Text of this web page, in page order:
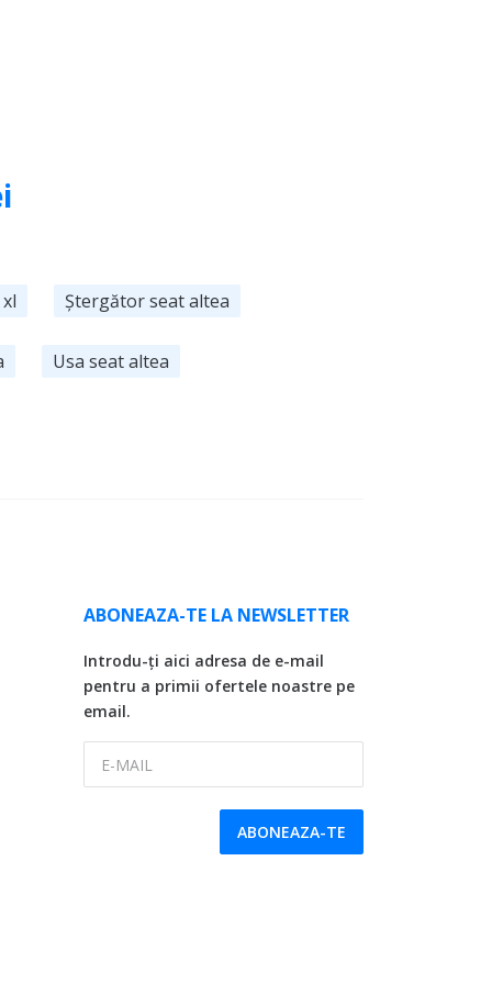
Ștergător seat altea
Usa seat altea
ABONEAZA-TE LA NEWSLETTER
Introdu-ți aici adresa de e-mail
pentru a primii ofertele noastre pe
email.
ABONEAZA-TE